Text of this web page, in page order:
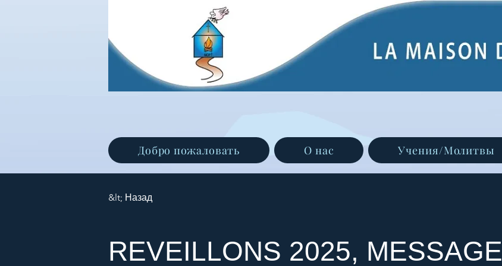
Добро пожаловать О нас Учения/Молитвы
&lt; Назад
REVEILLONS 2025, MESSAGE